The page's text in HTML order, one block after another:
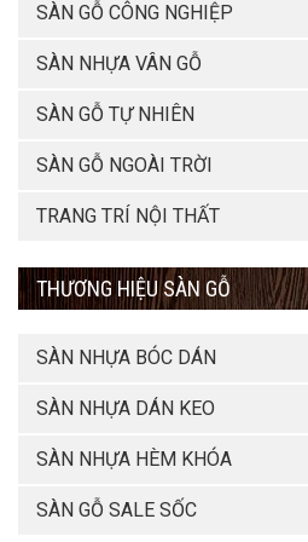
SÀN GỖ CÔNG NGHIỆP
SÀN NHỰA VÂN GỖ
SÀN GỖ TỰ NHIÊN
SÀN GỖ NGOÀI TRỜI
TRANG TRÍ NỘI THẤT
THƯƠNG HIỆU SÀN GỖ
SÀN NHỰA BÓC DÁN
SÀN NHỰA DÁN KEO
SÀN NHỰA HÈM KHÓA
SÀN GỖ SALE SỐC